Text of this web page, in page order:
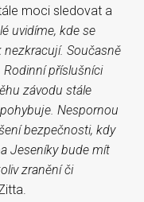
moci sledovat a
uvidíme, kde se
Současně
Rodinní příslušníci
závodu stále
Nespornou
bezpečnosti, kdy
Jeseníky bude mít
zranění či